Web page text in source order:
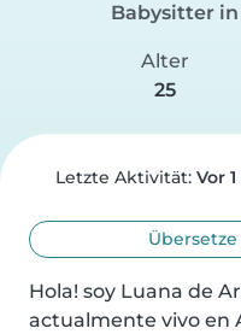
Babysitter
Alter
25
Letzte Aktivität: Vor
Hola! soy Luana de
actualmente vivo en